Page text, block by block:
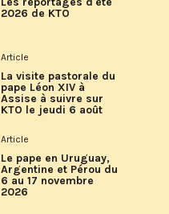
2026 de KTO
Article
La visite pastorale du
pape Léon XIV à
Assise à suivre sur
KTO le jeudi 6 août
Article
Le pape en Uruguay,
Argentine et Pérou du
6 au 17 novembre
2026